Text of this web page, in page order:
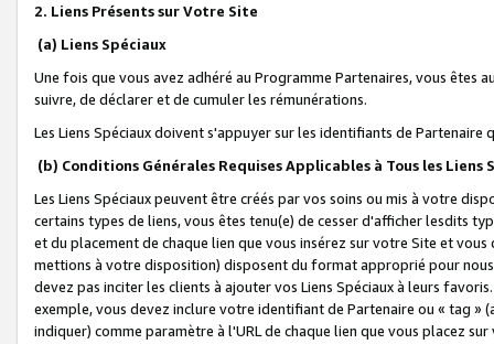
2. Liens Présents sur Votre Site
(a) Liens Spéciaux
Une fois que vous avez adhéré au Programme Partenaires, vous êtes
suivre, de déclarer et de cumuler les rémunérations.
Les Liens Spéciaux doivent s'appuyer sur les identifiants de Partenaire
(b) Conditions Générales Requises Applicables à Tous les Liens
Les Liens Spéciaux peuvent être créés par vos soins ou mis à votre
certains types de liens, vous êtes tenu(e) de cesser d'afficher lesdits
et du placement de chaque lien que vous insérez sur votre Site et
mettions à votre disposition) disposent du format approprié pour
devez pas inciter les clients à ajouter vos Liens Spéciaux à leurs
exemple, vous devez inclure votre identifiant de Partenaire ou « tag
indiquer) comme paramètre à l'URL de chaque lien que vous placez